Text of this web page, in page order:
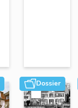
Dossier